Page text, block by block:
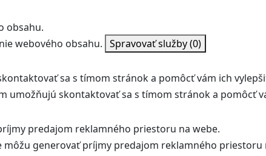
obsahu.
webového obsahu. Spravovať služby(0)
sa s tímom stránok a pomôcť vám ich
umožňujú skontaktovať sa s tímom stránok a pomôcť
predajom reklamného priestoru na webe.
môžu generovať príjmy predajom reklamného priestoru